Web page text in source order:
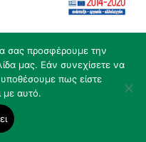
σας προσφέρουμε την
μας. Εάν συνεχίσετε να
υποθέσουμε πως είστε
με αυτό.